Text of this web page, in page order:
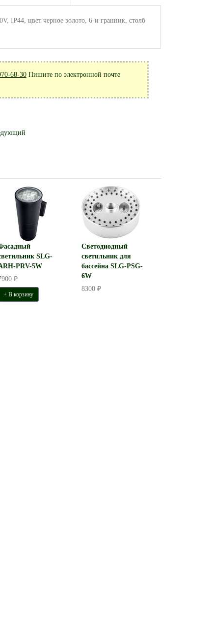
IP44, цвет черное золото, 6-и гранник, столб
68-30Пишите по электронной почте
SLG-
PRV-5W
₽
+ В корзину
Светодиодный
светильник для
бассейна SLG-PSG-
6W
8300 ₽